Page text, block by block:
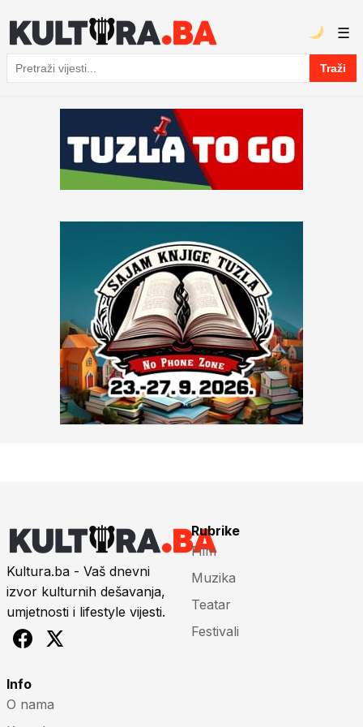
Pretraga
Traži
☰
Kultura.ba - Vaš dnevni
izvor kulturnih dešavanja,
umjetnosti i lifestyle vijesti.
Rubrike
Film
Muzika
Teatar
Festivali
Info
O nama